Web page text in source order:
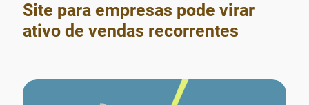
Site para empresas pode virar
ativo de vendas recorrentes